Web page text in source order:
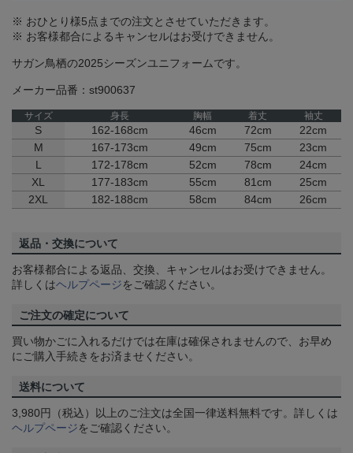
※ おひとり様5点までの注文とさせていただきます。
※ お客様都合によるキャンセルはお受けできません。
サガン鳥栖の2025シーズンユニフォームです。
メーカー品番：st900637
サイズ 身長 胸幅 着丈 袖丈
S 162-168cm 46cm 72cm
22cm
M
167-173cm 49cm 75cm
23cm
L
172-178cm 52cm 78cm
24cm
XL
177-183cm 55cm 81cm
25cm
2XL
182-188cm 58cm 84cm 26cm
返品・交換について
お客様都合による返品、交換、キャンセルはお受けできません。
詳しくはヘルプページをご確認ください。
ご注文の確定について
買い物かごに入れるだけでは在庫は確保されませんので、お早め
にご購入手続きをお済ませください。
送料について
3,980円（税込）以上のご注文は全国一律送料無料です。詳しくは
ヘルプページをご確認ください。